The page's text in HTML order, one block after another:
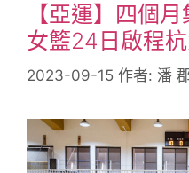
【亞運】四個
女籃24日啟程杭
2023-09-15 作者: 潘